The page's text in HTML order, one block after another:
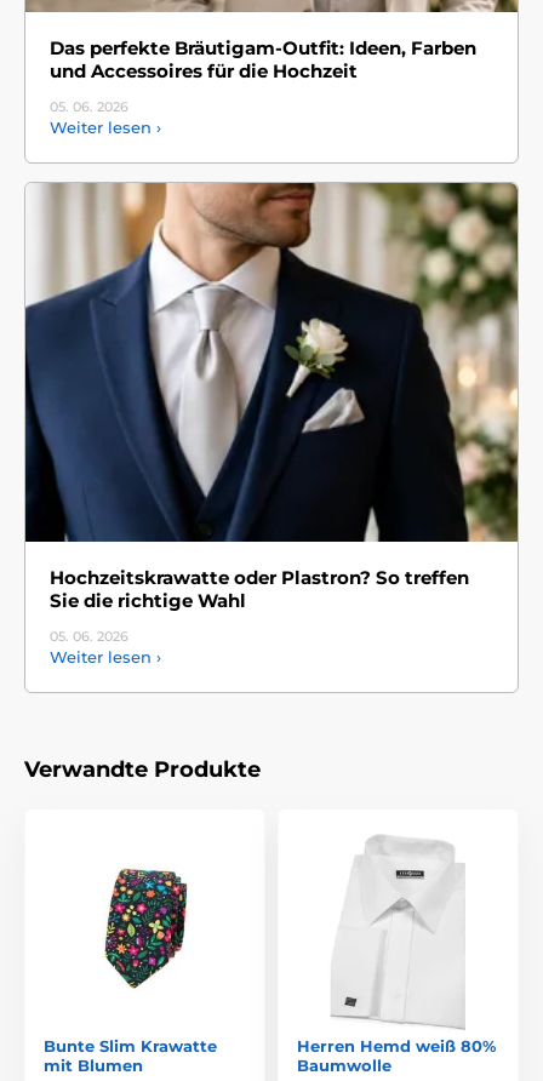
Das perfekte Bräutigam-Outfit: Ideen, Farben
und Accessoires für die Hochzeit
05. 06. 2026
Weiter lesen ›
Hochzeitskrawatte oder Plastron? So treffen
Sie die richtige Wahl
05. 06. 2026
Weiter lesen ›
Verwandte Produkte
Bunte Slim Krawatte
mit Blumen
Herren Hemd weiß 80%
Baumwolle